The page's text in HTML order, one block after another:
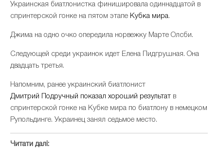
Украинская биатлонистка финишировала одиннадцатой в
спринтерской гонке на пятом этапе Кубка мира.
Джима на одно очко опередила норвежку Марте Олсби.
Следующей среди украинок идет Елена Пидгрушная. Она
двадцать третья.
Напомним, ранее украинский биатлонист
Дмитрий Подручный показал хороший результат в
спринтерской гонке на Кубке мира по биатлону в немецком
Рупольдинге. Украинец занял седьмое место.
Читати далі: